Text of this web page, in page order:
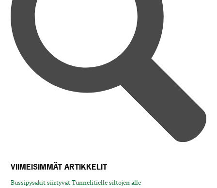
VIIMEISIMMÄT ARTIKKELIT
Bussipysäkit siirtyvät Tunnelitielle siltojen alle